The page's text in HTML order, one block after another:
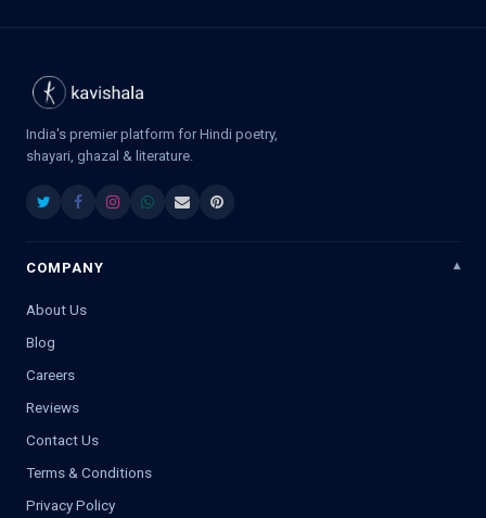
India's premier platform for Hindi poetry,
shayari, ghazal & literature.
COMPANY
About Us
Blog
Careers
Reviews
Contact Us
Terms & Conditions
Privacy Policy